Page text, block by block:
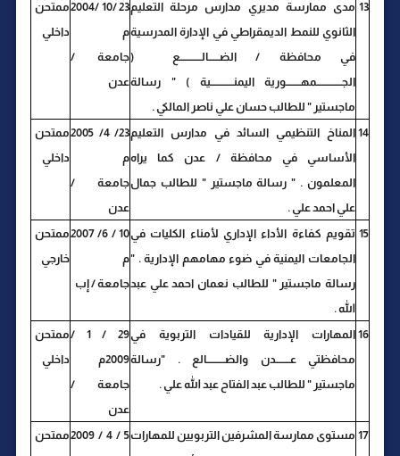
13 مدى ممارسة مديري مدارس مرحلة التعليم
الثانوي للنمط الديمقراطي في الإدارة المدرسية
في محافظة / الضــــــالــــــــــــع (
الجــــــــــــــمهــــــــورية اليمنـــــــــــــية ) " رسالة
ماجستير " للطالب حسان علي ناصر المالكي .
23 /10 /2004
م
جامعة /
عدن
ممتحن
داخلي
14 المناخ التنظيمي السائد في مدارس التعليم
الأساسي في محافظة / عدن كما يراه
المعلمون . " رسالة ماجستير " للطالب جمال
علي احمد علي .
23/ 4/ 2005
م
جامعة /
عدن
ممتحن
داخلي
15 تقويم كفاءة الأداء الإداري لأمناء الكليات في
الجامعات اليمنية في ضوء مهامهم الإدارية . "
رسالة ماجستير " للطالب نعمان احمد علي عبد
الله .
10 / 6/ 2007
م
جامعة / إب
ممتحن
خارجي
16 المهارات الإدارية للقيادات التربوية في
محافظتي عــــــــدن والضــــــــــالع . "رسالة
ماجستير " للطالب عبد الفتاح عبد الله علي .
29 / 1 /
2009م
جامعة /
عدن
ممتحن
داخلي
17 مستوى ممارسة المشرفين التربويين للمهارات
5 / 4 / 2009ممتحن